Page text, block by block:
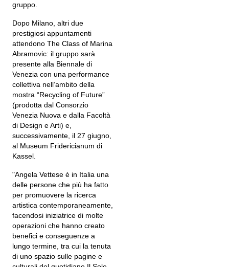
gruppo.
Dopo Milano, altri due
prestigiosi appuntamenti
attendono The Class of Marina
Abramovic: il gruppo sarà
presente alla Biennale di
Venezia con una performance
collettiva nell’ambito della
mostra “Recycling of Future”
(prodotta dal Consorzio
Venezia Nuova e dalla Facoltà
di Design e Arti) e,
successivamente, il 27 giugno,
al Museum Fridericianum di
Kassel.
"Angela Vettese è in Italia una
delle persone che più ha fatto
per promuovere la ricerca
artistica contemporaneamente,
facendosi iniziatrice di molte
operazioni che hanno creato
benefici e conseguenze a
lungo termine, tra cui la tenuta
di uno spazio sulle pagine e